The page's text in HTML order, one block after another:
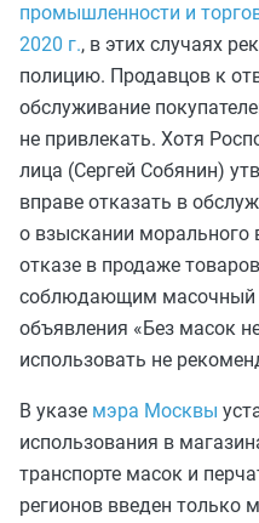
промышленности и
2020 г., в этих случаях
полицию. Продавцов к
обслуживание
не привлекать. Хотя
лица (Сергей Собянин)
вправе отказать в
о взыскании морального
отказе в продаже
соблюдающим масочный
объявления «Без масок
использовать не
В указе мэра Москвы
использования в
транспорте масок и
регионов введен только